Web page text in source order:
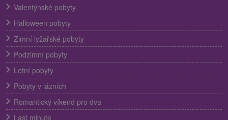
Valentýnské pobyty
Halloween pobyty
Zimní lyžařské pobyty
Podzimní pobyty
Letní pobyty
Pobyty v lázních
Romantický víkend pro dva
Last minute